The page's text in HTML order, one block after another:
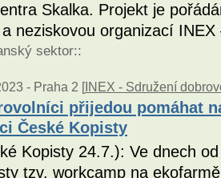
Skalka. Projekt je
a neziskovou organizací
sektor::
- Praha 2 [INEX - Sdružení
přijedou pomáhat
České Kopisty
Kopisty 24.7.): Ve dnech
tzv. workcamp na